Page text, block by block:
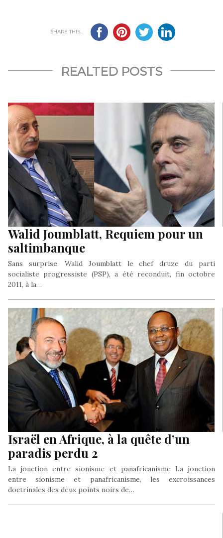
SHARE THIS...
REALTED POSTS
Walid Joumblatt, Requiem pour un
saltimbanque
Sans surprise, Walid Joumblatt le chef druze du parti
socialiste progressiste (PSP), a été reconduit, fin octobre
2011, à la…
Israël en Afrique, à la quête d’un
paradis perdu 2
La jonction entre sionisme et panafricanisme La jonction
entre sionisme et panafricanisme, les excroissances
doctrinales des deux points noirs de…